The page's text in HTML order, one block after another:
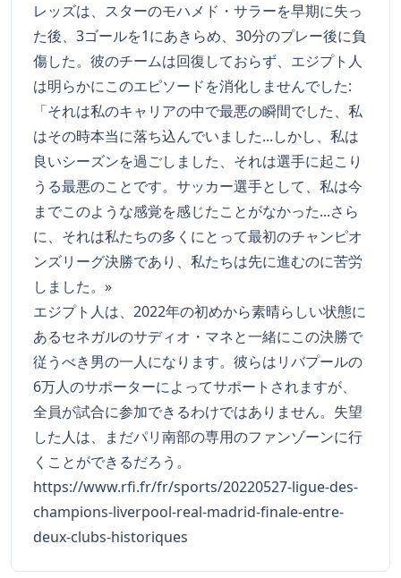
レッズは、スターのモハメド・サラーを早期に失っ
た後、3ゴールを1にあきらめ、30分のプレー後に負
傷した。彼のチームは回復しておらず、エジプト人
は明らかにこのエピソードを消化しませんでした:
「それは私のキャリアの中で最悪の瞬間でした、私
はその時本当に落ち込んでいました...しかし、私は
良いシーズンを過ごしました、それは選手に起こり
うる最悪のことです。サッカー選手として、私は今
までこのような感覚を感じたことがなかった...さら
に、それは私たちの多くにとって最初のチャンピオ
ンズリーグ決勝であり、私たちは先に進むのに苦労
しました。»
エジプト人は、2022年の初めから素晴らしい状態に
あるセネガルのサディオ・マネと一緒にこの決勝で
従うべき男の一人になります。彼らはリバプールの
6万人のサポーターによってサポートされますが、
全員が試合に参加できるわけではありません。失望
した人は、まだパリ南部の専用のファンゾーンに行
くことができるだろう。
https://www.rfi.fr/fr/sports/20220527-ligue-des-
champions-liverpool-real-madrid-finale-entre-
deux-clubs-historiques